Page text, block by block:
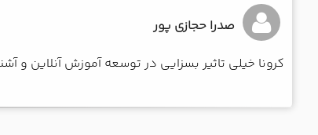
صدرا حجازی پور
کرونا خیلی تاثیر بسزایی در توسعه آموزش آنلاین و